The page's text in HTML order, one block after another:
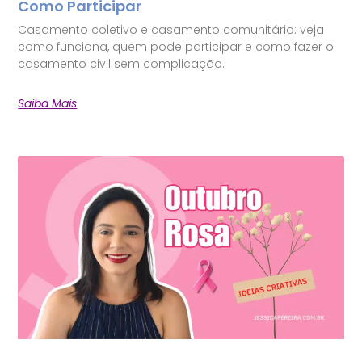
Como Participar
Casamento coletivo e casamento comunitário: veja
como funciona, quem pode participar e como fazer o
casamento civil sem complicação.
Saiba Mais